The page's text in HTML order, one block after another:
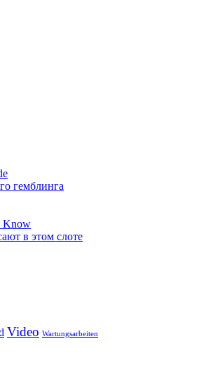
гемблинга
Know
в этом слоте
Video Wartungsarbeiten